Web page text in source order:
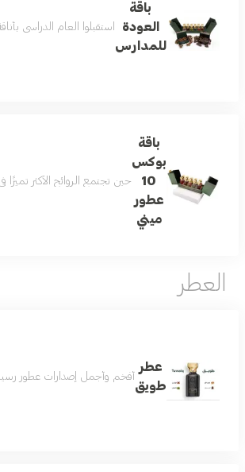
باقة
العودة
للمدارس
استقبلوا العام الدراسي بأناقة تفوح بالفخامة مع باقة
باقة
بوكس
10
عطور
ميني
حين تجتمع الروائح الأكثر تميزًا في مجموعة واحدة تكون النتيجة تجربة عطرية لا تشبه غيرها تضم هذه
العطر
عطر
طويق
أفخم وأجمل إصدارات عطور